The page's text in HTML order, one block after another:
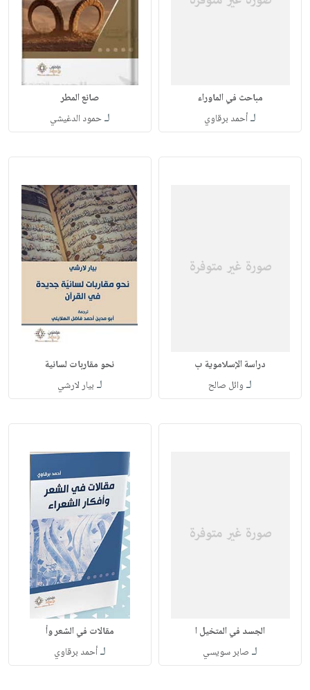
مباحث في الماوراء
لـأحمد برقاوي
صانع المطر
لـحمود الدغيشي
دراسة الإسلاموية ب
لـ وائل صالح
نحو مقاربات لسانية
لـ بيار لارشي
الجسد في المتخيل ا
لـ صابر سويسي
مقالات في الشعر وأ
لـأحمد برقاوي